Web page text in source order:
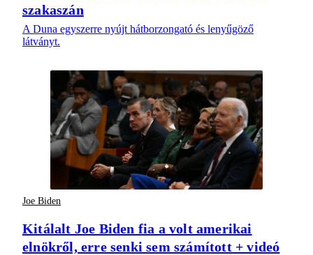
szakaszán
A Duna egyszerre nyújt hátborzongató és lenyűgöző
látványt.
Joe Biden
Kitálalt Joe Biden fia a volt amerikai
elnökről, erre senki sem számított + videó